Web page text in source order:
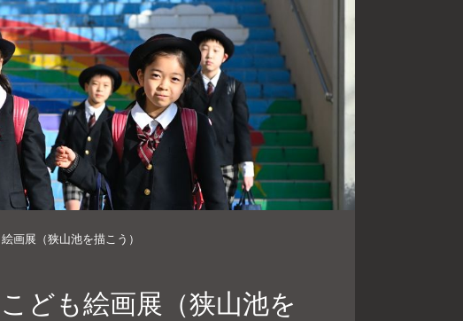
画展（狭山池を描こう）
ども絵画展（狭山池を